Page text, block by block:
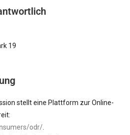
19
stellt eine Plattform zur Online-
odr/